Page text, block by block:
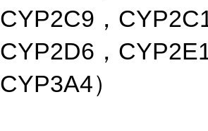
CYP2C9，
CYP2D6，CYP2E1
CYP3A4）